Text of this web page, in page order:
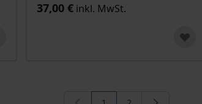
37,00 € inkl. MwSt.